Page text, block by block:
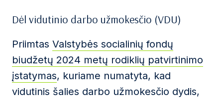
Dėl vidutinio darbo užmokesčio (VDU)
Priimtas Valstybės socialinių fondų
biudžetų 2024 metų rodiklių patvirtinimo
įstatymas, kuriame numatyta, kad
vidutinis šalies darbo užmokesčio dydis,